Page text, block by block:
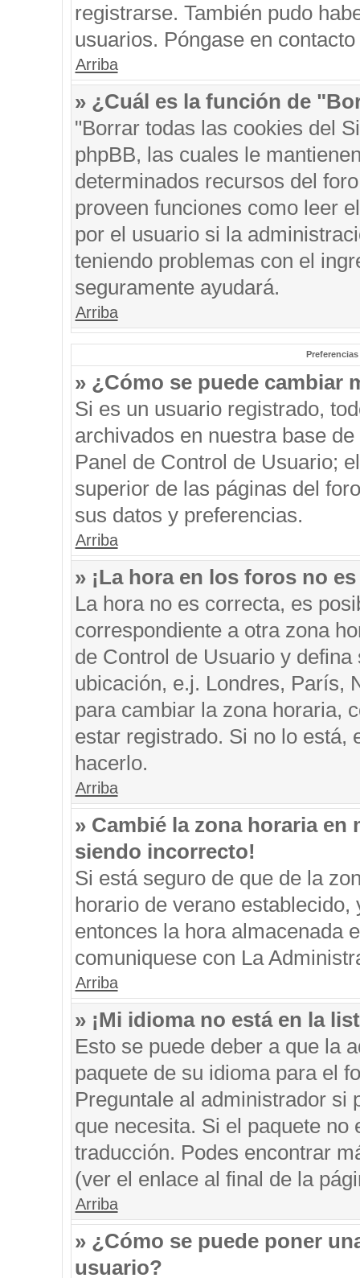
registrarse. También pudo
usuarios. Póngase en
Arriba
» ¿Cuál es la función de
"Borrar todas las cookies del
phpBB, las cuales le
determinados recursos del
proveen funciones como leer
por el usuario si la
teniendo problemas con el
seguramente ayudará.
Arriba
» ¿Cómo se puede cambiar
Si es un usuario registrado,
archivados en nuestra base
Panel de Control de Usuario;
superior de las páginas del
sus datos y preferencias.
Arriba
» ¡La hora en los foros no
La hora no es correcta, es
correspondiente a otra zona
de Control de Usuario y
ubicación, e.j. Londres, París,
para cambiar la zona horaria,
estar registrado. Si no lo está,
hacerlo.
Arriba
» Cambié la zona horaria
siendo incorrecto!
Si está seguro de que de la
horario de verano
entonces la hora almacenada
comuniquese con La
Arriba
» ¡Mi idioma no está en la
Esto se puede deber a que la
paquete de su idioma para el
Preguntale al administrador si
que necesita. Si el paquete
traducción. Podes encontrar
(ver el enlace al final de la
Arriba
» ¿Cómo se puede poner
usuario?